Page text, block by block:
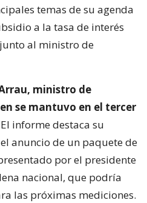
temas de su agenda
a la tasa de interés
al ministro de
ministro de
se mantuvo en el tercer
informe destaca su
anuncio de un paquete de
por el presidente
nacional, que podría
las próximas mediciones.